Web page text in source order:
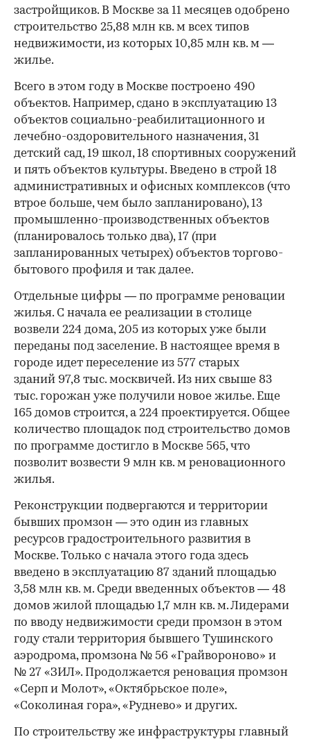
застройщиков. В Москве за 11 месяцев одобрено
строительство 25,88 млн кв. м всех типов
недвижимости, из которых 10,85 млн кв. м —
жилье.
Всего в этом году в Москве построено 490
объектов. Например, сдано в эксплуатацию 13
объектов социально-реабилитационного и
лечебно-оздоровительного назначения, 31
детский сад, 19 школ, 18 спортивных сооружений
и пять объектов культуры. Введено в строй 18
административных и офисных комплексов (что
втрое больше, чем было запланировано), 13
промышленно-производственных объектов
(планировалось только два), 17 (при
запланированных четырех) объектов торгово-
бытового профиля и так далее.
Отдельные цифры — по программе реновации
жилья. С начала ее реализации в столице
возвели 224 дома, 205 из которых уже были
переданы под заселение. В настоящее время в
городе идет переселение из 577 старых
зданий 97,8 тыс. москвичей. Из них свыше 83
тыс. горожан уже получили новое жилье. Еще
165 домов строится, а 224 проектируется. Общее
количество площадок под строительство домов
по программе достигло в Москве 565, что
позволит возвести 9 млн кв. м реновационного
жилья.
Реконструкции подвергаются и территории
бывших промзон — это один из главных
ресурсов градостроительного развития в
Москве. Только с начала этого года здесь
введено в эксплуатацию 87 зданий площадью
3,58 млн кв. м. Среди введенных объектов — 48
домов жилой площадью 1,7 млн кв. м. Лидерами
по вводу недвижимости среди промзон в этом
году стали территория бывшего Тушинского
аэродрома, промзона № 56 «Грайвороново» и
№ 27 «ЗИЛ». Продолжается реновация промзон
«Серп и Молот», «Октябрьское поле»,
«Соколиная гора», «Руднево» и других.
По строительству же инфраструктуры главный